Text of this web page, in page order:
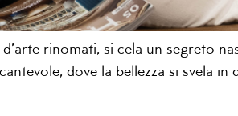
rinomati, si cela un segreto
dove la bellezza si svela